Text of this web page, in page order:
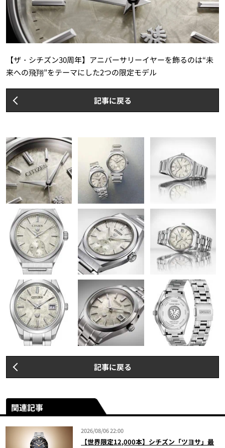
【ザ・シチズン30周年】アニバーサリーイヤーを飾るのは“未
来への⾶翔”をテーマにした2つの限定モデル
記事に戻る
記事に戻る
関連記事
2026/08/06 22:00
【世界限定12,000本】シチズン「ツヨサ」最